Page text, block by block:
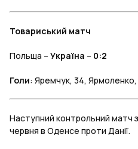
Товариський матч
Польща – Україна – 0:2
Голи: Яремчук, 34,
Наступний контрольний матч
червня в Оденсе проти Данії.